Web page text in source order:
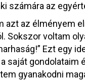
számára az
az élményem
Sokszor voltam
Ezt egy
saját gondolataim
gyanakodni